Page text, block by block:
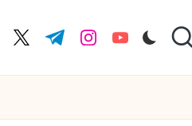
twitter.com
t.me instagram.com
youtube.com